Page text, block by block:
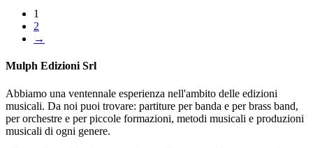
essere
scelte
nella
1
2
→
Mulph Edizioni Srl
Abbiamo una ventennale esperienza nell'ambito delle edizioni
musicali. Da noi puoi trovare: partiture per banda e per brass band,
per orchestre e per piccole formazioni, metodi musicali e produzioni
musicali di ogni genere.